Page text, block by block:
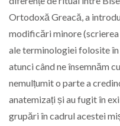
Ortodoxă Greacă, a
modificări minore (scrierea
ale terminologiei folosite
atunci când ne însemnăm
nemulțumit o parte a
anatemizați și au fugit în
grupări în cadrul acestei